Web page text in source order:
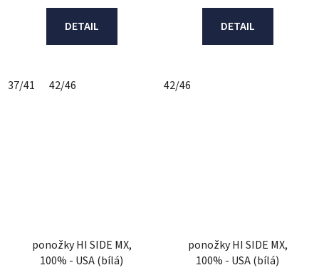
DETAIL
37/41 42/46
DETAIL
42/46
ponožky HI SIDE MX,
100% - USA (bílá)
ponožky HI SIDE MX,
100% - USA (bílá)